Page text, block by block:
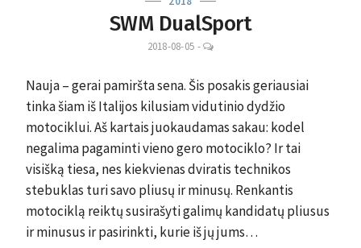
SWM DualSport
2018-08-05 -
LEAVE
Nauja – gerai pamiršta sena. Šis posakis geriausiai
tinka šiam iš Italijos kilusiam vidutinio dydžio
motociklui. Aš kartais juokaudamas sakau: kodel
negalima pagaminti vieno gero motociklo? Ir tai
visišką tiesa, nes kiekvienas dviratis technikos
stebuklas turi savo pliusų ir minusų. Renkantis
motociklą reiktų susirašyti galimų kandidatų pliusus
ir minusus ir pasirinkti, kurie iš jų jums…